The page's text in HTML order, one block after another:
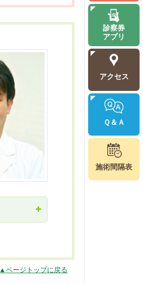
▲ページトップに戻る
診察券
アプリ
アクセス
Ｑ＆Ａ
施術間隔表